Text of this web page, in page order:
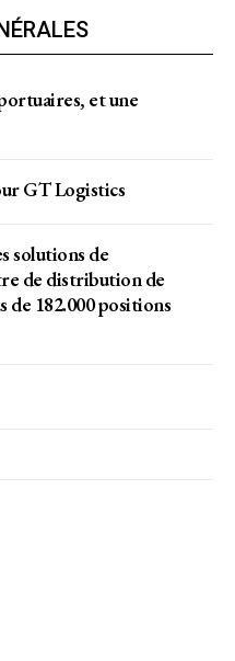
et une
GT Logistics
solutions de
de distribution de
de 182.000 positions